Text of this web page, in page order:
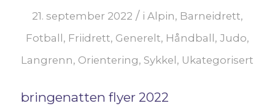
21. september 2022 / i Alpin, Barneidrett,
Fotball, Friidrett, Generelt, Håndball, Judo,
Langrenn, Orientering,Sykkel, Ukategorisert
bringenatten flyer 2022